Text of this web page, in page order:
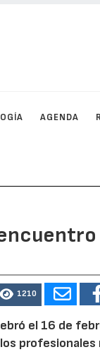
AGENDA
1210
el 16 de